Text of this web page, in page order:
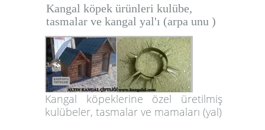
Kangal köpek ürünleri kulübe,
tasmalar ve kangal yal'ı (arpa unu )
Kangal köpeklerine özel üretilmiş
kulübeler, tasmalar ve mamaları (yal)